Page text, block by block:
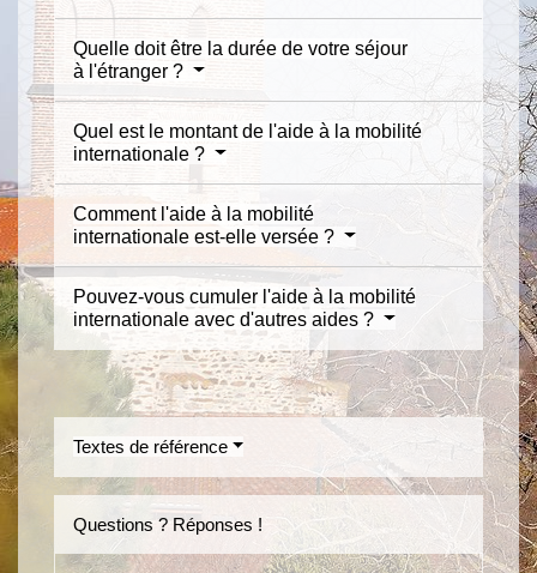
Quelle doit être la durée de votre séjour
à l'étranger ?
Quel est le montant de l'aide à la mobilité
internationale ?
Comment l'aide à la mobilité
internationale est-elle versée ?
Pouvez-vous cumuler l'aide à la mobilité
internationale avec d'autres aides ?
Textes de référence
Questions ? Réponses !